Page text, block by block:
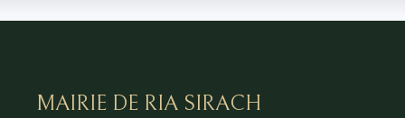
MAIRIE DE RIA SIRACH